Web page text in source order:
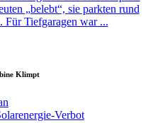
„belebt“, sie parkten rund
Für Tiefgaragen war ...
Klimpt
Verbot